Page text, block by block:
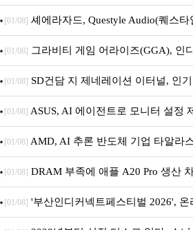
[01/08] 셰에라자드, Questyle Audio(퀘스
내 정식 출시
[01/08] 그라비티 게임 어라이즈(GGA), 인
던전 13’ 참가!
[01/08] SD건담 지 제네레이션 이터널, 인
아의 용사’ 재개최 및 풍성한 기념 이벤트
[01/08] ASUS, AI 에이전트로 모니터 설정
[01/08] AMD, AI 추론 반도체 기업 타알라
[01/08] DRAM 부족에 애플 A20 Pro 생산
퍼 대기
[01/08] '부산인디커넥트페스티벌 2026', 온